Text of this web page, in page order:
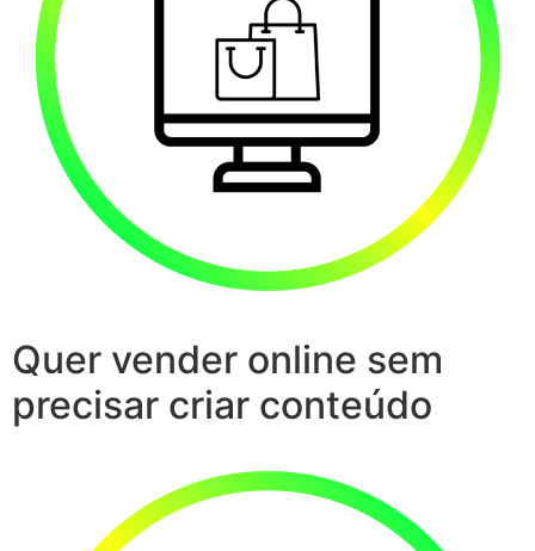
Quer vender online sem
precisar criar conteúdo